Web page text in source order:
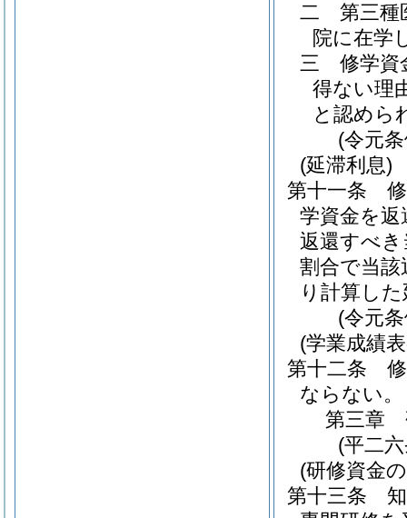
二
第三種
院に在学
三
修学資
得ない理
と認めら
(令元
(延滞利息)
第十一条
学資金を
返還すべ
割合で当
り計算し
(令元
(学業成績
第十二条
ならない。
第三章
(平二
(研修資金
第十三条